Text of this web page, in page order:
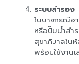
ระบบสำรอง
ในบางกรณีอ
หรือปั๊มน้ำสำ
สุขาภิบาลใน
พร้อมใช้งานเ